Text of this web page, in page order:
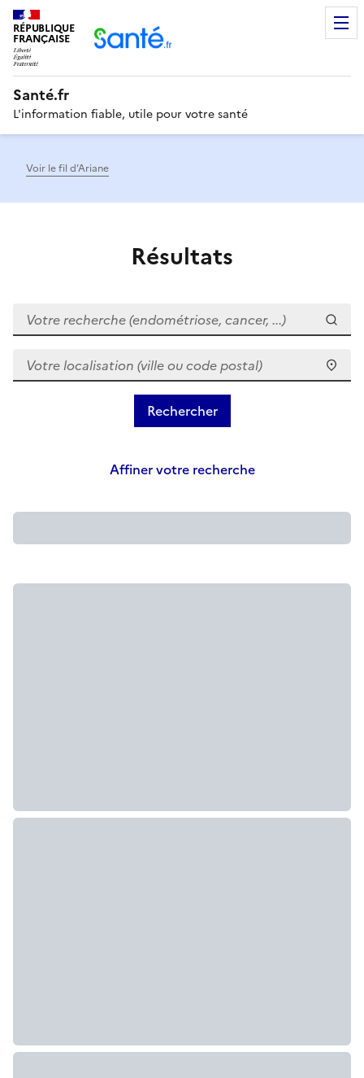
RÉPUBLIQUE
FRANÇAISE
Santé.fr
L'information fiable, utile pour votre santé
Voir le fil d’Ariane
Résultats
Votre recherche (endométriose, cancer, ...)
Votre localisation (ville ou code postal)
Affiner votre recherche